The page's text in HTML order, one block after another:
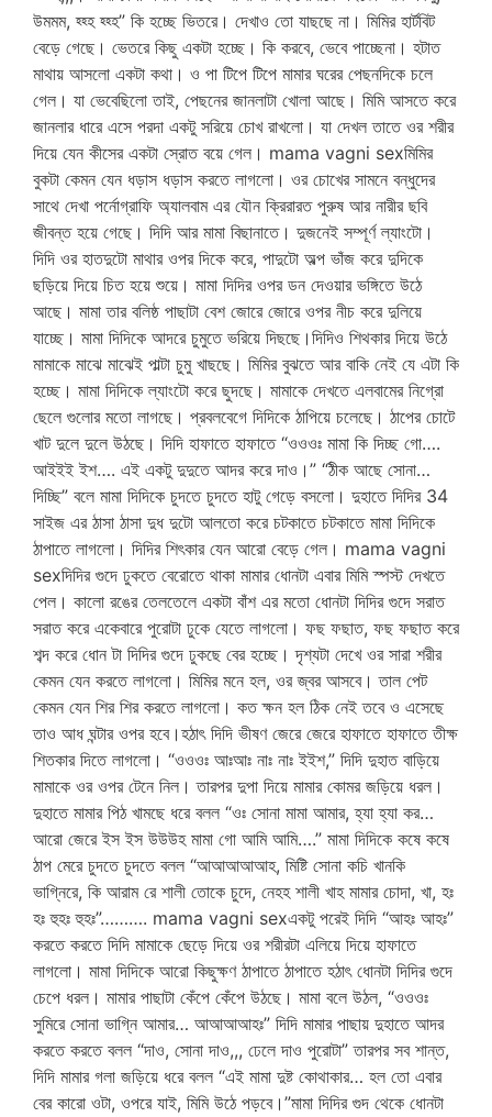
উমমম, হ্হ্হ হ্হ্হ” কি হচ্ছে ভিতরে। দেখাও তো যাছছে না। মিমির হার্টবিট
বেড়ে গেছে। ভেতরে কিছু একটা হচ্ছে। কি করবে, ভেবে পাচ্ছেনা। হটাত
মাথায় আসলো একটা কথা। ও পা টিপে টিপে মামার ঘরের পেছনদিকে চলে
গেল। যা ভেবেছিলো তাই, পেছনের জানলাটা খোলা আছে। মিমি আসতে করে
জানলার ধারে এসে পরদা একটু সরিয়ে চোখ রাখলো। যা দেখল তাতে ওর শরীর
দিয়ে যেন কীসের একটা স্রোত বয়ে গেল। mama vagni sexমিমির
বুকটা কেমন যেন ধড়াস ধড়াস করতে লাগলো। ওর চোখের সামনে বন্ধুদের
সাথে দেখা পর্নোগ্রাফি অ্যালবাম এর যৌন ক্রিরারত পুরুষ আর নারীর ছবি
জীবন্ত হয়ে গেছে। দিদি আর মামা বিছানাতে। দুজনেই সম্পূর্ণ ল্যাংটো।
দিদি ওর হাতদুটো মাথার ওপর দিকে করে, পাদুটো অল্প ভাঁজ করে দুদিকে
ছড়িয়ে দিয়ে চিত হয়ে শুয়ে। মামা দিদির ওপর ডন দেওয়ার ভঙ্গিতে উঠে
আছে। মামা তার বলিষ্ঠ পাছাটা বেশ জোরে জোরে ওপর নীচ করে দুলিয়ে
যাচ্ছে। মামা দিদিকে আদরে চুমুতে ভরিয়ে দিছছে।দিদিও শিথকার দিয়ে উঠে
মামাকে মাঝে মাঝেই পাল্টা চুমু খাছছে। মিমির বুঝতে আর বাকি নেই যে এটা কি
হচ্ছে। মামা দিদিকে ল্যাংটো করে ছুদছে। মামাকে দেখতে এলবামের নিগ্রো
ছেলে গুলোর মতো লাগছে। প্রবলবেগে দিদিকে ঠাপিয়ে চলেছে। ঠাপের চোটে
খাট দুলে দুলে উঠছে। দিদি হাফাতে হাফাতে “ওওওঃ মামা কি দিচ্ছ গো….
আইইই ইশ…. এই একটু দুদুতে আদর করে দাও।” “ঠীক আছে সোনা…
দিচ্ছি” বলে মামা দিদিকে চুদতে চুদতে হাটু গেড়ে বসলো। দুহাতে দিদির 34
সাইজ এর ঠাসা ঠাসা দুধ দুটো আলতো করে চটকাতে চটকাতে মামা দিদিকে
ঠাপাতে লাগলো। দিদির শিৎকার যেন আরো বেড়ে গেল। mama vagni
sexদিদির গুদে ঢুকতে বেরোতে থাকা মামার ধোনটা এবার মিমি স্পস্ট দেখতে
পেল। কালো রঙের তেলতেলে একটা বাঁশ এর মতো ধোনটা দিদির গুদে সরাত
সরাত করে একেবারে পুরোটা ঢুকে যেতে লাগলো। ফছ ফছাত, ফছ ফছাত করে
শব্দ করে ধোন টা দিদির গুদে ঢুকছে বের হচ্ছে। দৃশ্যটা দেখে ওর সারা শরীর
কেমন যেন করতে লাগলো। মিমির মনে হল, ওর জ্বর আসবে। তাল পেট
কেমন যেন শির শির করতে লাগলো। কত ক্ষন হল ঠিক নেই তবে ও এসেছে
তাও আধ ঘন্টার ওপর হবে।হঠাৎ দিদি ভীষণ জেরে জেরে হাফাতে হাফাতে তীক্ষ
শিতকার দিতে লাগলো। “ওওওঃ আঃআঃ নাঃ নাঃ ইইশ,” দিদি দুহাত বাড়িয়ে
মামাকে ওর ওপর টেনে নিল। তারপর দুপা দিয়ে মামার কোমর জড়িয়ে ধরল।
দুহাতে মামার পিঠ খামছে ধরে বলল “ওঃ সোনা মামা আমার, হ্যা হ্যা কর…
আরো জেরে ইস ইস উউউহ মামা গো আমি আমি….” মামা দিদিকে কষে কষে
ঠাপ মেরে চুদতে চুদতে বলল “আআআআআহ, মিষ্টি সোনা কচি খানকি
ভাগ্নিরে, কি আরাম রে শালী তোকে চুদে, নেহহ শালী খাহ মামার চোদা, খা, হঃ
হঃ হুহঃ হুহঃ”………. mama vagni sexএকটু পরেই দিদি “আহঃ আহঃ”
করতে করতে দিদি মামাকে ছেড়ে দিয়ে ওর শরীরটা এলিয়ে দিয়ে হাফাতে
লাগলো। মামা দিদিকে আরো কিছুক্ষণ ঠাপাতে ঠাপাতে হঠাৎ ধোনটা দিদির গুদে
চেপে ধরল। মামার পাছাটা কেঁপে কেঁপে উঠছে। মামা বলে উঠল, “ওওওঃ
সুমিরে সোনা ভাগ্নি আমার… আআআআহঃ” দিদি মামার পাছায় দুহাতে আদর
করতে করতে বলল “দাও, সোনা দাও,,, ঢেলে দাও পুরোটা” তারপর সব শান্ত,
দিদি মামার গলা জড়িয়ে ধরে বলল “এই মামা দুষ্ট কোথাকার… হল তো এবার
বের কারো ওটা, ওপরে যাই, মিমি উঠে পড়বে।”মামা দিদির গুদ থেকে ধোনটা